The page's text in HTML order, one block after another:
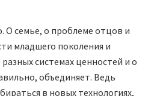
О семье, о проблеме отцов и
младшего поколения и
системах ценностей и о
объединяет. Ведь
в новых технологиях,